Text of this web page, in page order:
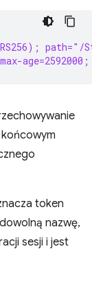
path="/
token
nazwę,
sesji i jest